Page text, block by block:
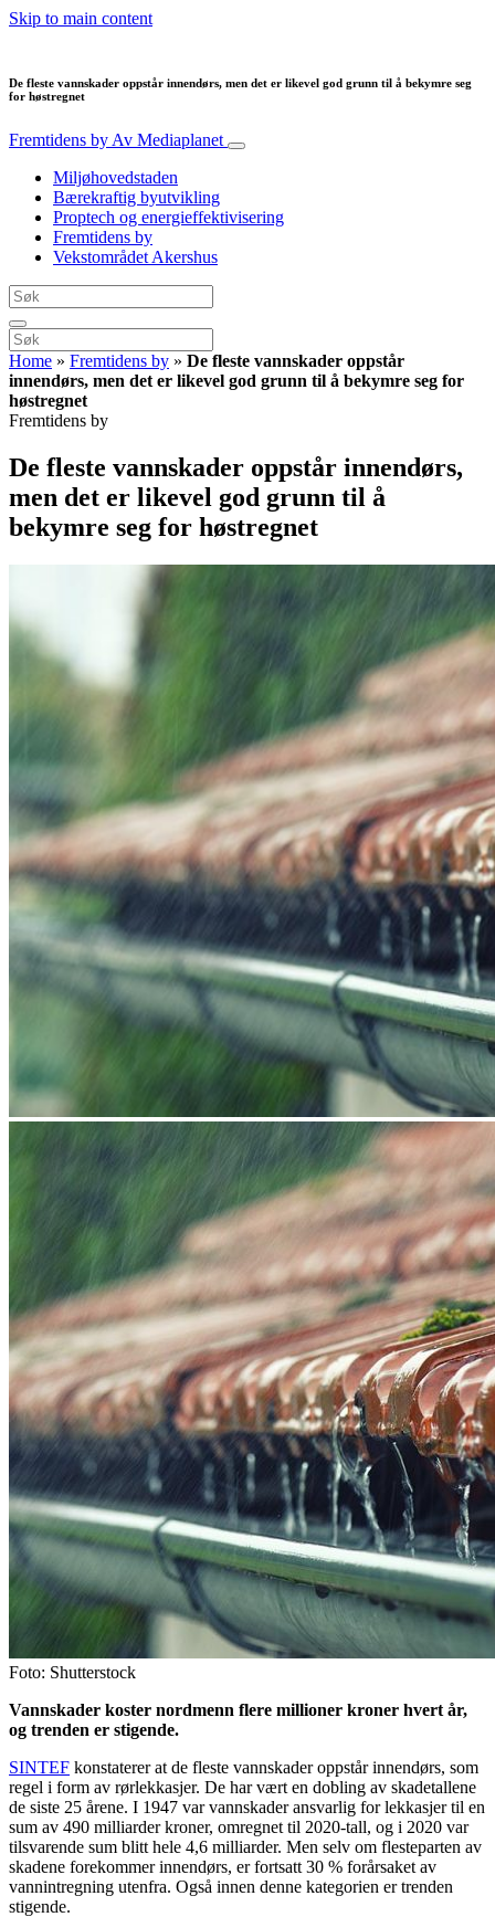
Skip to main content
De fleste vannskader oppstår innendørs, men det er likevel god grunn til å bekymre seg
for høstregnet
Fremtidens by Av Mediaplanet
Miljøhovedstaden
Bærekraftig byutvikling
Proptech og energieffektivisering
Fremtidens by
Vekstområdet Akershus
Home » Fremtidens by » De fleste vannskader oppstår
innendørs, men det er likevel god grunn til å bekymre seg for
høstregnet
Fremtidens by
De fleste vannskader oppstår innendørs,
men det er likevel god grunn til å
bekymre seg for høstregnet
Foto: Shutterstock
Vannskader koster nordmenn flere millioner kroner hvert år,
og trenden er stigende.
SINTEF konstaterer at de fleste vannskader oppstår innendørs, som
regel i form av rørlekkasjer. De har vært en dobling av skadetallene
de siste 25 årene. I 1947 var vannskader ansvarlig for lekkasjer til en
sum av 490 milliarder kroner, omregnet til 2020-tall, og i 2020 var
tilsvarende sum blitt hele 4,6 milliarder. Men selv om flesteparten av
skadene forekommer innendørs, er fortsatt 30 % forårsaket av
vannintregning utenfra. Også innen denne kategorien er trenden
stigende.